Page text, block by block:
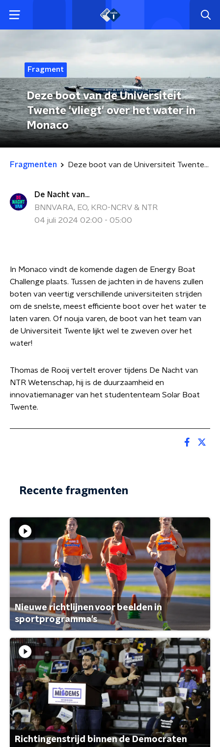
Fragment
Deze boot van de Universiteit
Twente 'vliegt' over het water in
Monaco
Fragmenten Deze boot van de Universiteit Twente 'vliegt' over het water in Monaco
De Nacht van...
BNNVARA, EO, KRO-NCRV & NTR
04 juli 2024 02:00 - 05:00
In Monaco vindt de komende dagen de Energy Boat
Challenge plaats. Tussen de jachten in de havens zullen
boten van veertig verschillende universiteiten strijden
om de snelste, meest efficiente boot over het water te
laten varen. Of nouja varen, de boot van het team van
de Universiteit Twente lijkt wel te zweven over het
water!
Thomas de Rooij vertelt erover tijdens De Nacht van
NTR Wetenschap, hij is de duurzaamheid en
innovatiemanager van het studententeam Solar Boat
Twente.
Recente fragmenten
Nieuwe richtlijnen voor beelden in
sportprogramma's
Richtingenstrijd binnen de Democraten